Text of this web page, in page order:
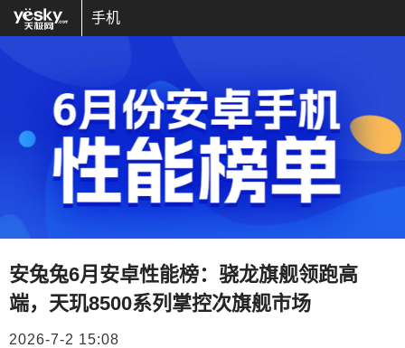
手机
安兔兔6月安卓性能榜：骁龙旗舰领跑高
端，天玑8500系列掌控次旗舰市场
2026-7-2 15:08